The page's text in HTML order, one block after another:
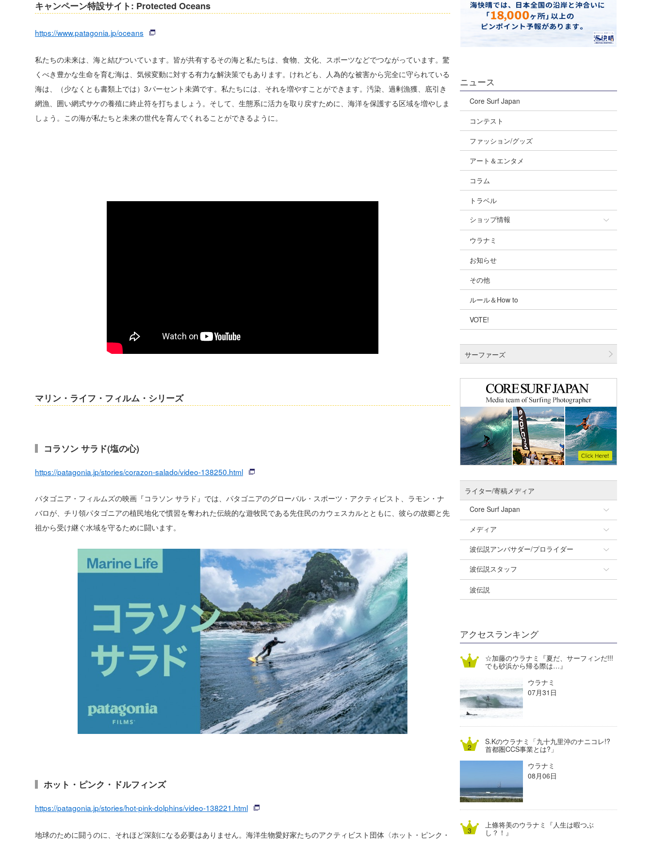
キャンペーン特設サイト: Protected Oceans
https://www.patagonia.jp/oceans
私たちの未来は、海と結びついています。皆が共有するその海と私たちは、食物、文化、スポーツなどでつながっています。驚
くべき豊かな生命を育む海は、気候変動に対する有力な解決策でもあります。けれども、人為的な被害から完全に守られている
海は、（少なくとも書類上では）3パーセント未満です。私たちには、それを増やすことができます。汚染、過剰漁獲、底引き
網漁、囲い網式サケの養殖に終止符を打ちましょう。そして、生態系に活力を取り戻すために、海洋を保護する区域を増やしま
しょう。この海が私たちと未来の世代を育んでくれることができるように。
マリン・ライフ・フィルム・シリーズ
コラソン サラド(塩の心)
https://patagonia.jp/stories/corazon-salado/video-138250.html
パタゴニア・フィルムズの映画『コラソン サラド』では、パタゴニアのグローバル・スポーツ・アクティビスト、ラモン・ナ
バロが、チリ領パタゴニアの植民地化で慣習を奪われた伝統的な遊牧民である先住民のカウェスカルとともに、彼らの故郷と先
祖から受け継ぐ水域を守るために闘います。
ホット・ピンク・ドルフィンズ
https://patagonia.jp/stories/hot-pink-dolphins/video-138221.html
地球のために闘うのに、それほど深刻になる必要はありません。海洋生物愛好家たちのアクティビスト団体〈ホット・ピンク・
ニュース
Core Surf Japan
コンテスト
ファッション/グッズ
アート＆エンタメ
コラム
トラベル
ショップ情報
ショップ情報
湘南
千葉北
伊豆
千葉南
四国
沖縄
ウラナミ
お知らせ
その他
ルール＆How to
VOTE!
サーファーズ
ライター/寄稿メディア
Core Surf Japan
Naoya Kimoto
mitsuteru Kamio
Yasunari Inoue
Yoshiyuki Obata
DELTA FORCE SURF
熊谷素子
メディア
SURFMEDIA
Colors MAGAZINE
WAVAL
波伝説アンバサダー/プロライダー
福島寿実子
中浦“JET”章
進士剛光
植村未来
NOBUFUKU
大野”MAR”修聖
喜納海人
波伝説スタッフ
☆加藤
Aichan
ECE
G◎Da
H
KID
KOBU
MIN
mitz
OYZ
波伝説
アクセスランキング
☆加藤のウラナミ『夏だ、サーフィンだ!!!
でも砂浜から帰る際は…』
ウラナミ
07月31日
S.Kのウラナミ「九十九里沖のナニコレ!?
首都圏CCS事業とは?」
ウラナミ
08月06日
上條将美のウラナミ『人生は暇つぶ
し？！』